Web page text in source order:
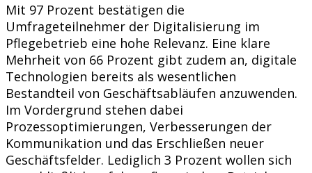
Mit 97 Prozent bestätigen die
Umfrageteilnehmer der Digitalisierung im
Pflegebetrieb eine hohe Relevanz. Eine klare
Mehrheit von 66 Prozent gibt zudem an, digitale
Technologien bereits als wesentlichen
Bestandteil von Geschäftsabläufen anzuwenden.
Im Vordergrund stehen dabei
Prozessoptimierungen, Verbesserungen der
Kommunikation und das Erschließen neuer
Geschäftsfelder. Lediglich 3 Prozent wollen sich